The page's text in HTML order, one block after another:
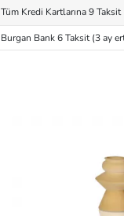
Tüm Kredi Kartlarına 9 Taksit
Burgan Bank 6 Taksit (3 ay